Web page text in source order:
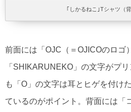
｢しかるねこ｣Tシャツ（
前面には「OJC（＝OJICOのロゴ
「SHIKARUNEKO」の文字がプ
も「O」の文字は耳とヒゲを付け
ているのがポイント。背面には「